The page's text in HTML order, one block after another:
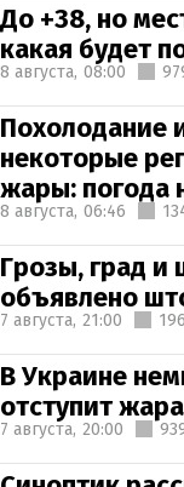
До +38, но
какая будет
8 августа, 08:00
Похолодание
некоторые
жары: погода
8 августа, 06:46
Грозы, град и
объявлено
7 августа, 21:00
В Украине
отступит жара
7 августа, 20:00